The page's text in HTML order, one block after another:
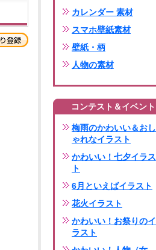
カレンダー 素材
スマホ壁紙素材
壁紙・柄
人物の素材
コンテスト＆イベント
梅雨のかわいい＆おし
ゃれなイラスト
かわいい！七夕イラス
ト
6月といえばイラスト
花火イラスト
かわいい！お祭りのイ
ラスト